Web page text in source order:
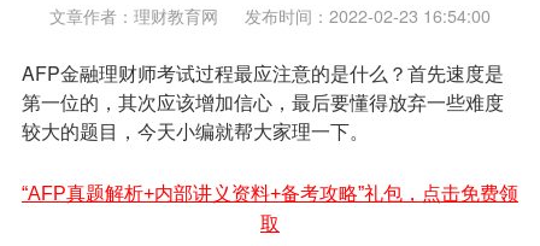
文章作者：理财教育网 发布时间：2022-02-23 16:54:00
AFP金融理财师考试过程最应注意的是什么？首先速度是
第一位的，其次应该增加信心，最后要懂得放弃一些难度
较大的题目，今天小编就帮大家理一下。
“AFP真题解析+内部讲义资料+备考攻略”礼包，点击免费领
取